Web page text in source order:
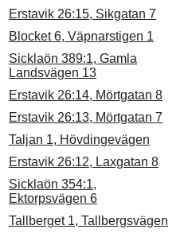
Erstavik 26:15, Sikgatan 7
Blocket 6, Väpnarstigen 1
Sicklaön 389:1, Gamla
Landsvägen 13
Erstavik 26:14, Mörtgatan 8
Erstavik 26:13, Mörtgatan 7
Taljan 1, Hövdingevägen
Erstavik 26:12, Laxgatan 8
Sicklaön 354:1,
Ektorpsvägen 6
Tallberget 1, Tallbergsvägen